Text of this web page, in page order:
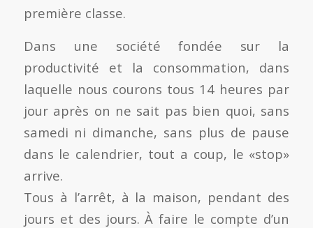
première classe.
Dans une société fondée sur la
productivité et la consommation, dans
laquelle nous courons tous 14 heures par
jour après on ne sait pas bien quoi, sans
samedi ni dimanche, sans plus de pause
dans le calendrier, tout a coup, le «stop»
arrive.
Tous à l’arrêt, à la maison, pendant des
jours et des jours. À faire le compte d’un